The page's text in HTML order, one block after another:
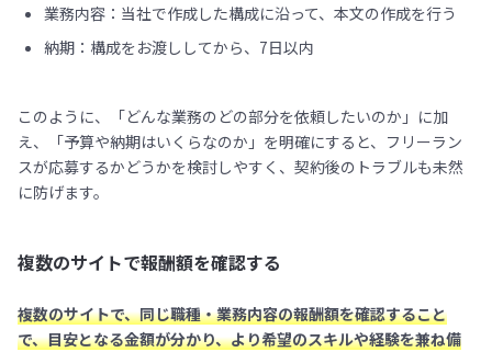
業務内容：当社で作成した構成に沿って、本文の作成を行う
納期：構成をお渡ししてから、7日以内
このように、「どんな業務のどの部分を依頼したいのか」に加
え、「予算や納期はいくらなのか」を明確にすると、フリーラン
スが応募するかどうかを検討しやすく、契約後のトラブルも未然
に防げます。
複数のサイトで報酬額を確認する
複数のサイトで、同じ職種・業務内容の報酬額を確認すること
で、目安となる金額が分かり、より希望のスキルや経験を兼ね備